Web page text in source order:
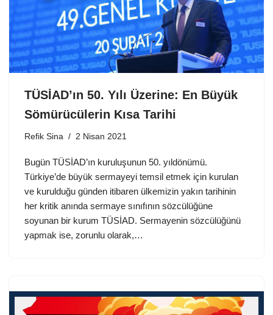
TÜSİAD’ın 50. Yılı Üzerine: En Büyük
Sömürücülerin Kısa Tarihi
Refik Sina 2 Nisan 2021
Bugün TÜSİAD’ın kuruluşunun 50. yıldönümü.
Türkiye’de büyük sermayeyi temsil etmek için kurulan
ve kurulduğu günden itibaren ülkemizin yakın tarihinin
her kritik anında sermaye sınıfının sözcülüğüne
soyunan bir kurum TÜSİAD. Sermayenin sözcülüğünü
yapmak ise, zorunlu olarak,…